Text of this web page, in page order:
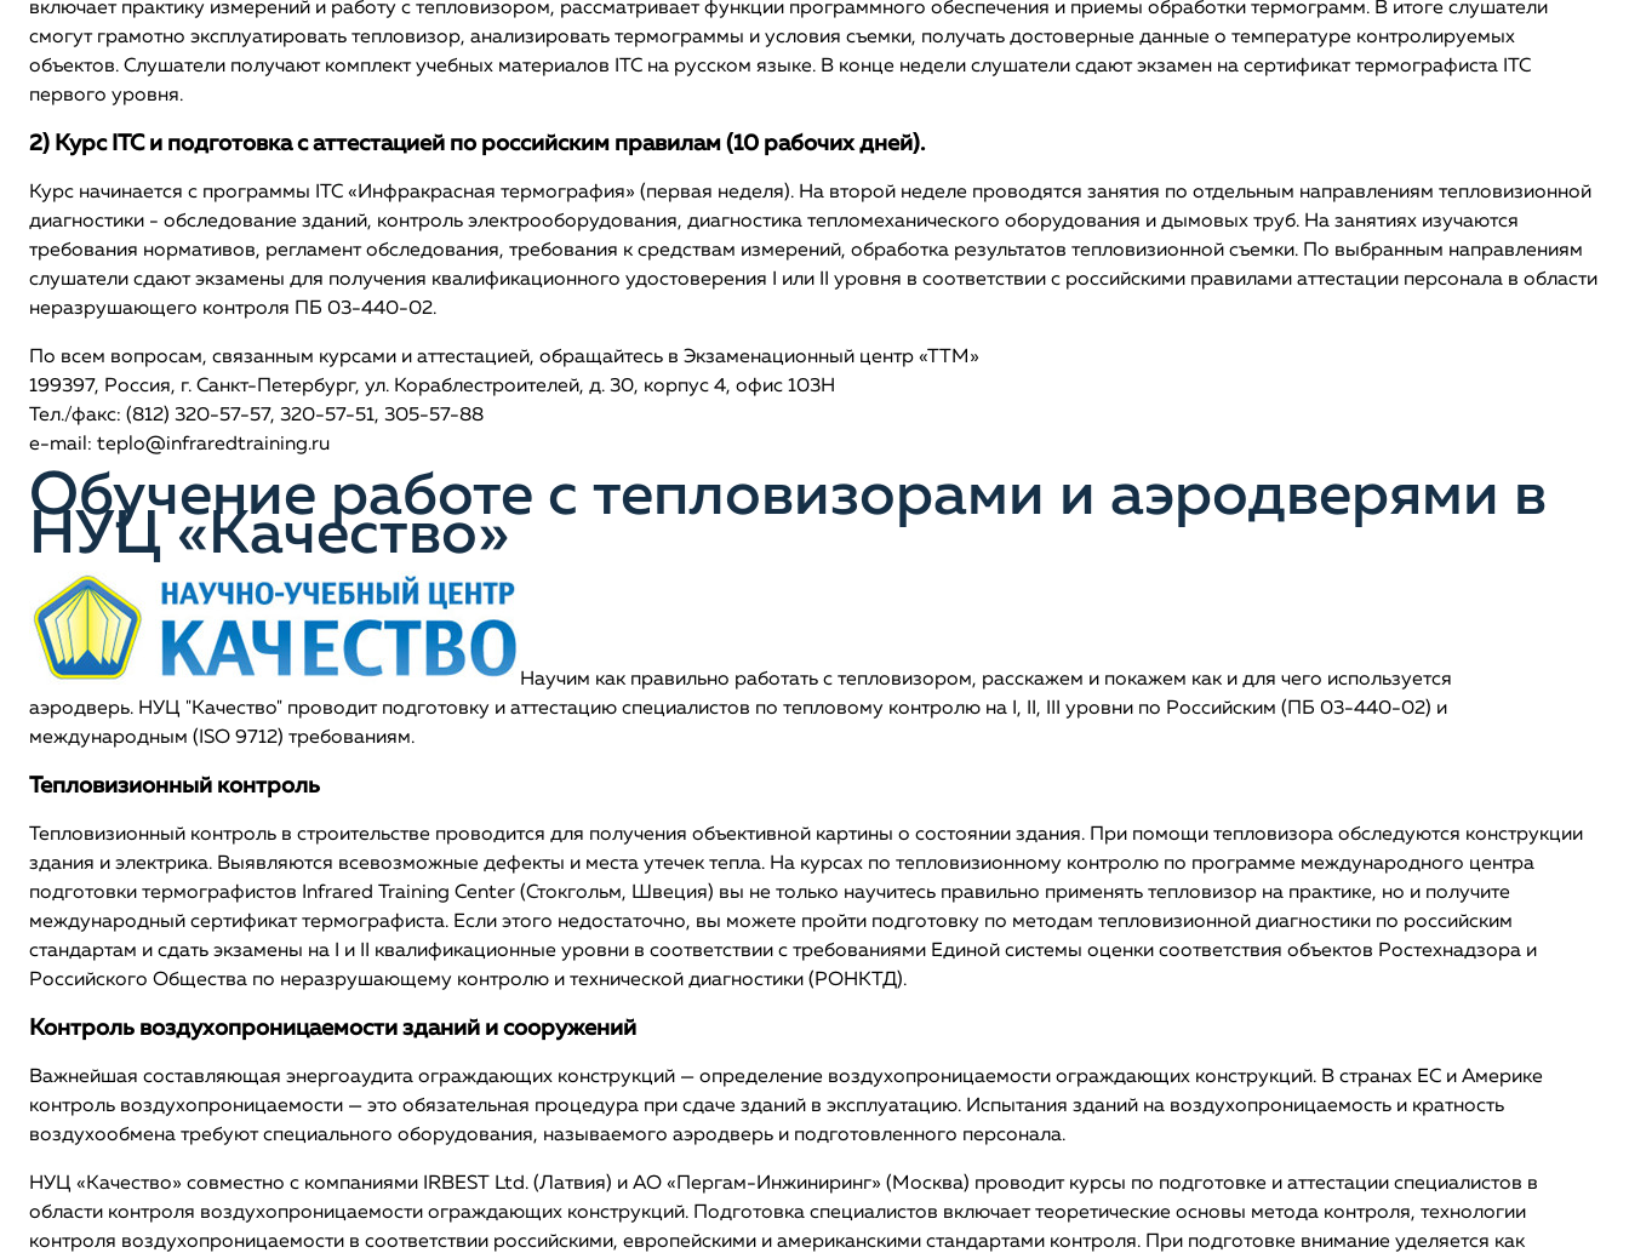
включает практику измерений и работу с тепловизором, рассматривает функции программного обеспечения и приемы обработки термограмм. В итоге слушатели
смогут грамотно эксплуатировать тепловизор, анализировать термограммы и условия съемки, получать достоверные данные о температуре контролируемых
объектов. Слушатели получают комплект учебных материалов ITC на русском языке. В конце недели слушатели сдают экзамен на сертификат термографиста ITC
первого уровня.
2) Курс ITC и подготовка с аттестацией по российским правилам (10 рабочих дней).
Курс начинается с программы ITC «Инфракрасная термография» (первая неделя). На второй неделе проводятся занятия по отдельным направлениям тепловизионной
диагностики - обследование зданий, контроль электрооборудования, диагностика тепломеханического оборудования и дымовых труб. На занятиях изучаются
требования нормативов, регламент обследования, требования к средствам измерений, обработка результатов тепловизионной съемки. По выбранным направлениям
слушатели сдают экзамены для получения квалификационного удостоверения I или II уровня в соответствии с российскими правилами аттестации персонала в области
неразрушающего контроля ПБ 03-440-02.
По всем вопросам, связанным курсами и аттестацией, обращайтесь в Экзаменационный центр «ТТМ»
199397, Россия, г. Санкт-Петербург, ул. Кораблестроителей, д. 30, корпус 4, офис 103Н
Тел./факс: (812) 320-57-57, 320-57-51, 305-57-88
e-mail: teplo@infraredtraining.ru
Обучение работе с тепловизорами и аэродверями в
НУЦ «Качество»
Научим как правильно работать с тепловизором, расскажем и покажем как и для чего используется
аэродверь. НУЦ "Качество" проводит подготовку и аттестацию специалистов по тепловому контролю на I, II, III уровни по Российским (ПБ 03-440-02) и
международным (ISO 9712) требованиям.
Тепловизионный контроль
Тепловизионный контроль в строительстве проводится для получения объективной картины о состоянии здания. При помощи тепловизора обследуются конструкции
здания и электрика. Выявляются всевозможные дефекты и места утечек тепла. На курсах по тепловизионному контролю по программе международного центра
подготовки термографистов Infrared Training Center (Стокгольм, Швеция) вы не только научитесь правильно применять тепловизор на практике, но и получите
международный сертификат термографиста. Если этого недостаточно, вы можете пройти подготовку по методам тепловизионной диагностики по российским
стандартам и сдать экзамены на I и II квалификационные уровни в соответствии с требованиями Единой системы оценки соответствия объектов Ростехнадзора и
Российского Общества по неразрушающему контролю и технической диагностики (РОНКТД).
Контроль воздухопроницаемости зданий и сооружений
Важнейшая составляющая энергоаудита ограждающих конструкций — определение воздухопроницаемости ограждающих конструкций. В странах ЕС и Америке
контроль воздухопроницаемости — это обязательная процедура при сдаче зданий в эксплуатацию. Испытания зданий на воздухопроницаемость и кратность
воздухообмена требуют специального оборудования, называемого аэродверь и подготовленного персонала.
НУЦ «Качество» совместно с компаниями IRBEST Ltd. (Латвия) и AO «Пергам-Инжиниринг» (Москва) проводит курсы по подготовке и аттестации специалистов в
области контроля воздухопроницаемости ограждающих конструкций. Подготовка специалистов включает теоретические основы метода контроля, технологии
контроля воздухопроницаемости в соответствии российскими, европейскими и американскими стандартами контроля. При подготовке внимание уделяется как